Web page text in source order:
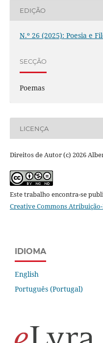
EDIÇÃO
N.º 26 (2025): Poesia e
SECÇÃO
Poemas
LICENÇA
Direitos de Autor (c) 2026
Este trabalho encontra-se
Creative Commons
IDIOMA
English
Português (Portugal)